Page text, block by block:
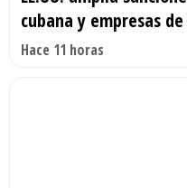
cubana y empresas de
Hace 11 horas